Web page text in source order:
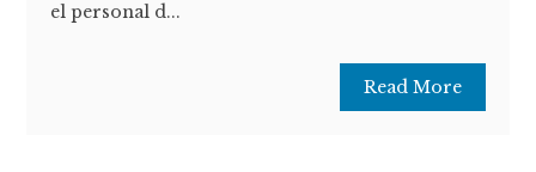
el personal d...
Read More